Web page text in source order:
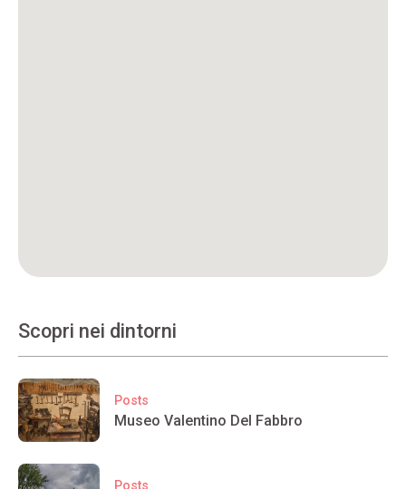
Scopri nei dintorni
Posts
Museo Valentino Del Fabbro
Posts